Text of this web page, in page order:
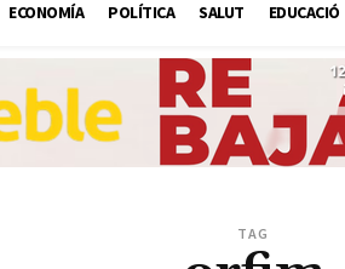
ECONOMÍA POLÍTICA SALUT EDUCACIÓ
TAG